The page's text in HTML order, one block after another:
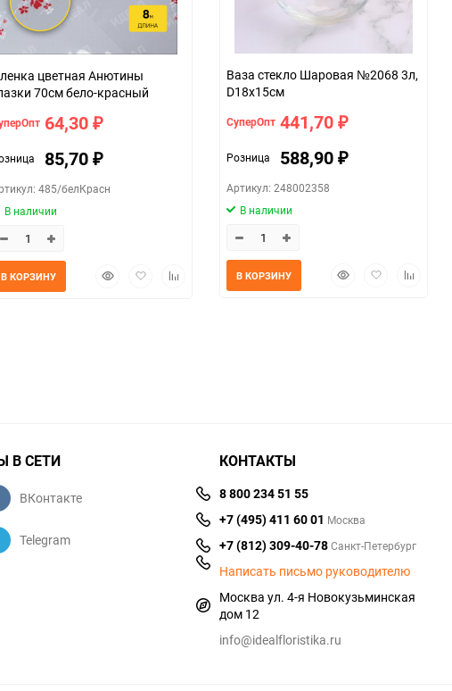
цветная Анютины
70см бело-красный
64,30 ₽
85,70 ₽
485/белКрасн
В наличии
БыстрыйДобавитьДобавить
В КОРЗИНУ
Ваза стекло Шаровая №2068 3л,
D18x15см
СуперОпт 441,70 ₽
Розница 588,90 ₽
Артикул: 248002358
В наличии
БыстрыйДобавить
В КОРЗИНУ
В СЕТИ
ВКонтакте
Telegram
КОНТАКТЫ
8 800 234 51 55
+7 (495) 411 60 01 Москва
+7 (812) 309-40-78Санкт-Петербург
Написать письмо руководителю
Москва ул. 4-я Новокузьминская
дом 12
info@idealfloristika.ru